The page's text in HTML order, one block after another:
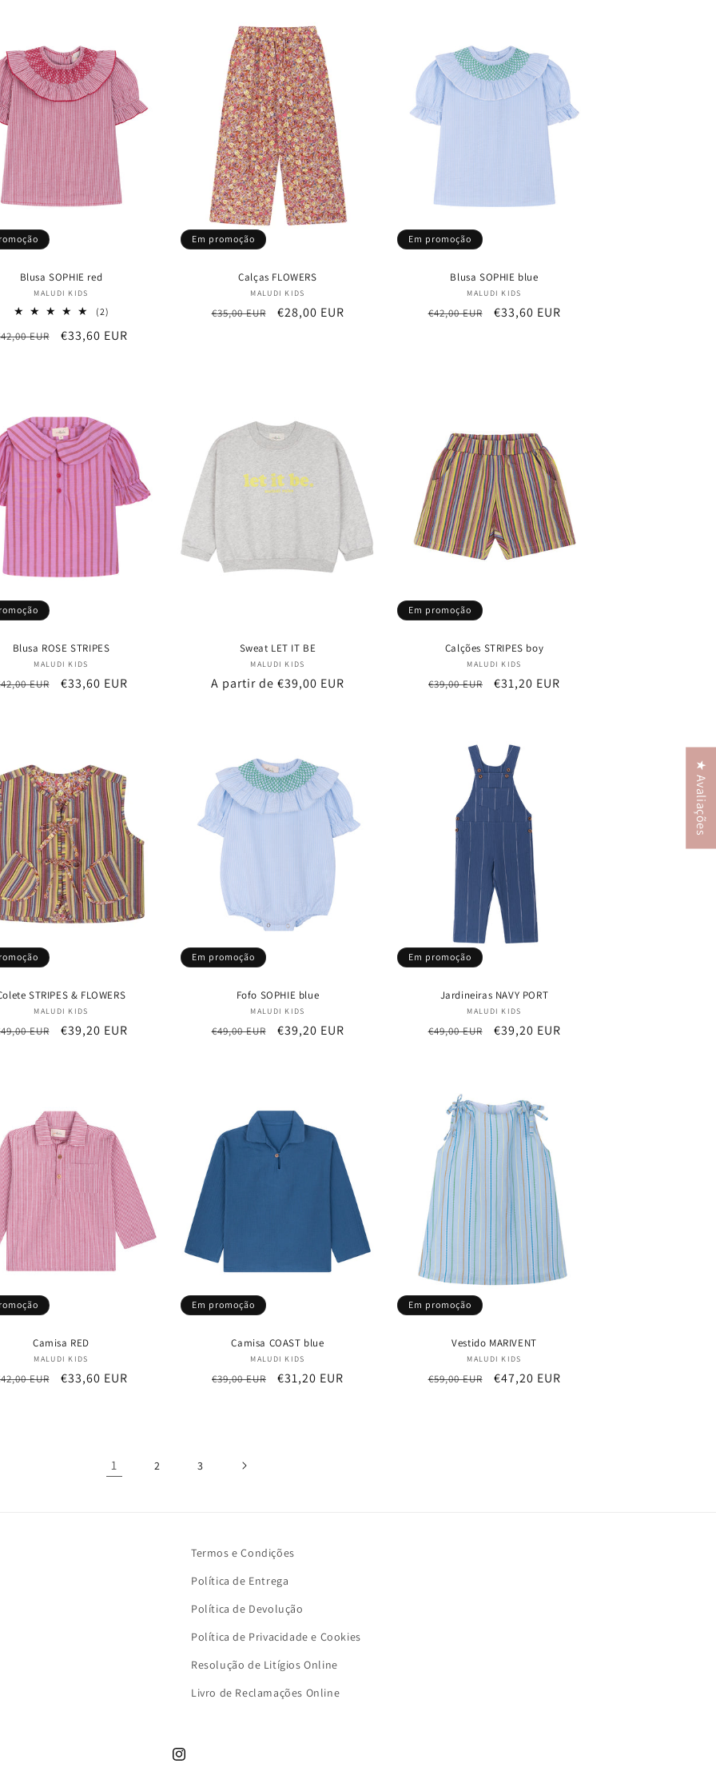
Blusa SOPHIE red
Fornecedor:
MALUDI KIDS
(2)
totais
EUR
Preço
€33,60 EUR
Em promoção
Calças FLOWERS
Fornecedor:
MALUDI KIDS
Preço
€35,00 EUR
Preço
€28,00 EUR
Em promoção
Blusa SOPHIE blue
Fornecedor:
MALUDI KIDS
Preço
€42,00 EUR
Preço
€33,60 EUR
Blusa ROSE STRIPES
Fornecedor:
MALUDI KIDS
EUR
Preço
€33,60 EUR
Sweat LET IT BE
Fornecedor:
MALUDI KIDS
Preço
A partir de €39,00 EUR
Em promoção
Calções STRIPES boy
Fornecedor:
MALUDI KIDS
Preço
€39,00 EUR
Preço
€31,20 EUR
STRIPES & FLOWERS
Fornecedor:
MALUDI KIDS
EUR
Preço
€39,20 EUR
Em promoção
Fofo SOPHIE blue
Fornecedor:
MALUDI KIDS
Preço
€49,00 EUR
Preço
€39,20 EUR
Em promoção
Jardineiras NAVY PORT
Fornecedor:
MALUDI KIDS
Preço
€49,00 EUR
Preço
€39,20 EUR
Camisa RED
Fornecedor:
MALUDI KIDS
EUR
Preço
€33,60 EUR
Em promoção
Camisa COAST blue
Fornecedor:
MALUDI KIDS
Preço
€39,00 EUR
Preço
€31,20 EUR
Em promoção
Vestido MARIVENT
Fornecedor:
MALUDI KIDS
Preço
€59,00 EUR
Preço
€47,20 EUR
1 2 3
Termos e Condições
Política de Entrega
Política de Devolução
Política de Privacidade e Cookies
Resolução de Litígios Online
Livro de Reclamações Online
Instagram
★ Avaliações